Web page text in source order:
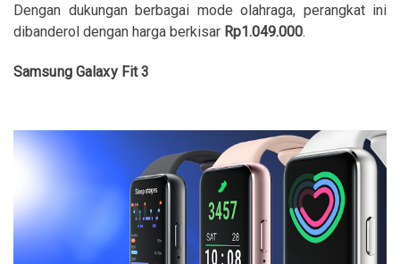
Dengan dukungan berbagai mode olahraga, perangkat ini
dibanderol dengan harga berkisar Rp1.049.000.
Samsung Galaxy Fit 3